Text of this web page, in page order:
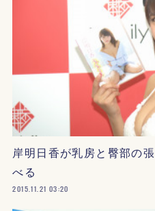
岸明日香が乳房と臀部の
べる
2015.11.21 03:20